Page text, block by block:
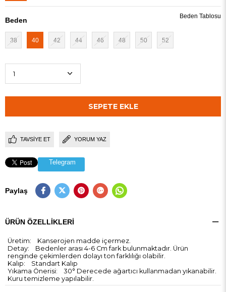
Beden
38 40 42 44 46 48 50 52
Beden Tablosu
TAVSIYE ET YORUM YAZ
Telegram
Paylaş
ÜRÜN ÖZELLIKLERI
Üretim: Kanserojen madde içermez.
Detay: Bedenler arası 4-6 Cm fark bulunmaktadır. Ürün
renginde çekimlerden dolayı ton farklılığı olabilir.
Kalıp: Standart Kalıp
Yıkama Önerisi: 30° Derecede ağartıcı kullanmadan yıkanabilir.
Kuru temizleme yapılabilir.